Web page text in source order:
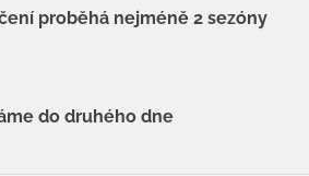
proběhá nejméně 2 sezóny
do druhého dne